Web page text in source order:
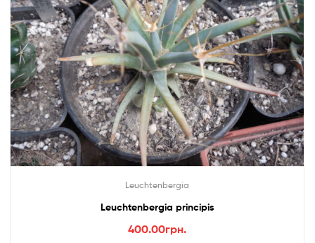
Leuchtenbergia
Leuchtenbergia principis
400.00грн.